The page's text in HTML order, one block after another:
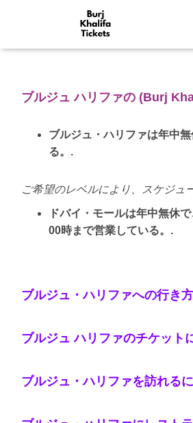
ブルジュ ハリファの (Burj
ブルジュ・ハリファは年中
る。.
ご希望のレベルにより、スケジュ
ドバイ・モールは年中無休
00時まで営業している。.
ブルジュ・ハリファへの行き
ブルジュ ハリファのチケット
ブルジュ・ハリファを訪れる